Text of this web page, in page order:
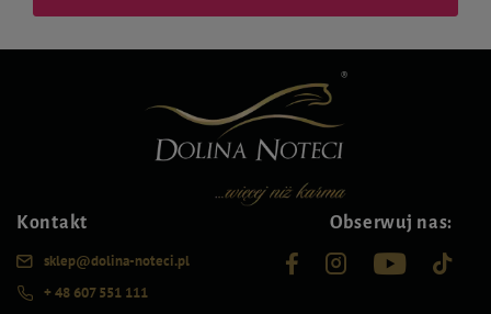
Kontakt
sklep@dolina-noteci.pl
+ 48 607 551 111
Obserwuj nas: